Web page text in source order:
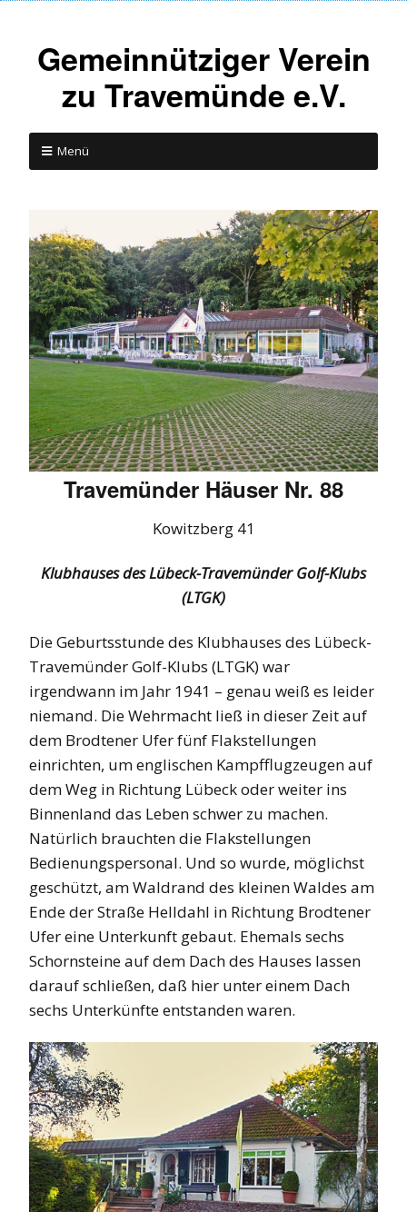
Gemeinnütziger Verein
zu Travemünde e.V.
Menü
Travemünder Häuser Nr. 88
Kowitzberg 41
Klubhauses des Lübeck-Travemünder Golf-Klubs
(LTGK)
Die Geburtsstunde des Klubhauses des Lübeck-
Travemünder Golf-Klubs (LTGK) war
irgendwann im Jahr 1941 – genau weiß es leider
niemand. Die Wehrmacht ließ in dieser Zeit auf
dem Brodtener Ufer fünf Flakstellungen
einrichten, um englischen Kampfflugzeugen auf
dem Weg in Richtung Lübeck oder weiter ins
Binnenland das Leben schwer zu machen.
Natürlich brauchten die Flakstellungen
Bedienungspersonal. Und so wurde, möglichst
geschützt, am Waldrand des kleinen Waldes am
Ende der Straße Helldahl in Richtung Brodtener
Ufer eine Unterkunft gebaut. Ehemals sechs
Schornsteine auf dem Dach des Hauses lassen
darauf schließen, daß hier unter einem Dach
sechs Unterkünfte entstanden waren.